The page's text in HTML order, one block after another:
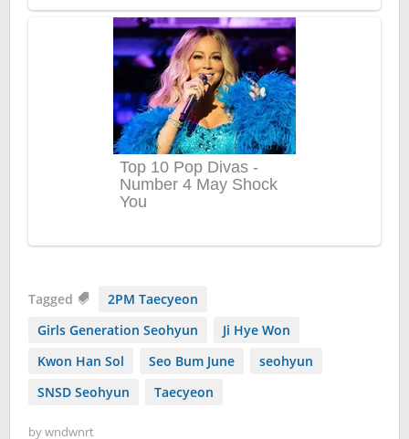
Tagged
2PM Taecyeon
Girls Generation Seohyun
Ji Hye Won
Kwon Han Sol
Seo Bum June
seohyun
SNSD Seohyun
Taecyeon
bywndwnrt